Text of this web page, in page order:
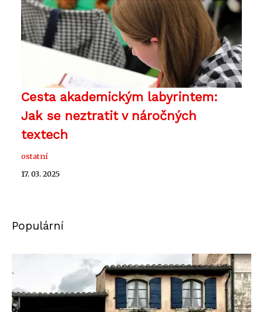
Cesta akademickým labyrintem:
Jak se neztratit v náročných
textech
ostatní
17. 03. 2025
Populární